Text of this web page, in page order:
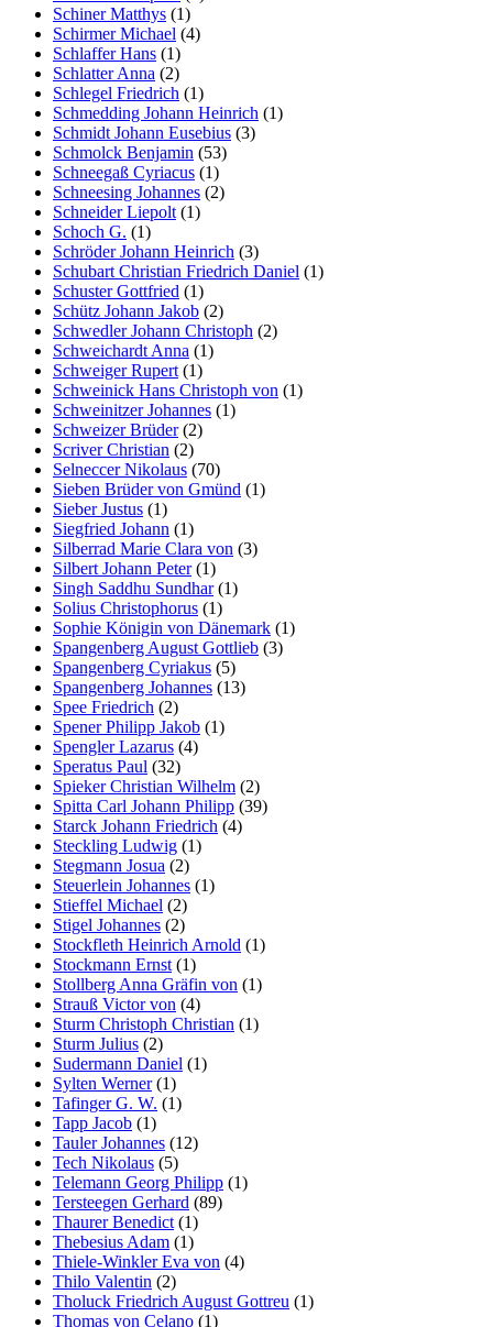
Schiner Matthys (1)
Schirmer Michael (4)
Schlaffer Hans (1)
Schlatter Anna (2)
Schlegel Friedrich (1)
Schmedding Johann Heinrich (1)
Schmidt Johann Eusebius (3)
Schmolck Benjamin (53)
Schneegaß Cyriacus (1)
Schneesing Johannes (2)
Schneider Liepolt (1)
Schoch G. (1)
Schröder Johann Heinrich (3)
Schubart Christian Friedrich Daniel (1)
Schuster Gottfried (1)
Schütz Johann Jakob (2)
Schwedler Johann Christoph (2)
Schweichardt Anna (1)
Schweiger Rupert (1)
Schweinick Hans Christoph von (1)
Schweinitzer Johannes (1)
Schweizer Brüder(2)
Scriver Christian (2)
Selneccer Nikolaus (70)
Sieben Brüder von Gmünd (1)
Sieber Justus (1)
Siegfried Johann (1)
Silberrad Marie Clara von (3)
Silbert Johann Peter(1)
Singh Saddhu Sundhar(1)
Solius Christophorus (1)
Sophie Königin von Dänemark (1)
Spangenberg August Gottlieb (3)
Spangenberg Cyriakus (5)
Spangenberg Johannes (13)
Spee Friedrich (2)
Spener Philipp Jakob (1)
Spengler Lazarus (4)
Speratus Paul (32)
Spieker Christian Wilhelm (2)
Spitta Carl Johann Philipp (39)
Starck Johann Friedrich (4)
Steckling Ludwig (1)
Stegmann Josua (2)
Steuerlein Johannes (1)
Stieffel Michael (2)
Stigel Johannes (2)
Stockfleth Heinrich Arnold (1)
Stockmann Ernst (1)
Stollberg Anna Gräfin von (1)
Strauß Victor von (4)
Sturm Christoph Christian (1)
Sturm Julius (2)
Sudermann Daniel (1)
Sylten Werner(1)
Tafinger G. W. (1)
Tapp Jacob (1)
Tauler Johannes (12)
Tech Nikolaus (5)
Telemann Georg Philipp (1)
Tersteegen Gerhard (89)
Thaurer Benedict (1)
Thebesius Adam (1)
Thiele-Winkler Eva von (4)
Thilo Valentin (2)
Tholuck Friedrich August Gottreu (1)
Thomas von Celano (1)